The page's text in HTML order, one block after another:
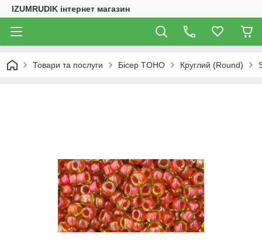
IZUMRUDIK інтернет магазин
Товари та послуги Бісер TOHO Круглий (Round)